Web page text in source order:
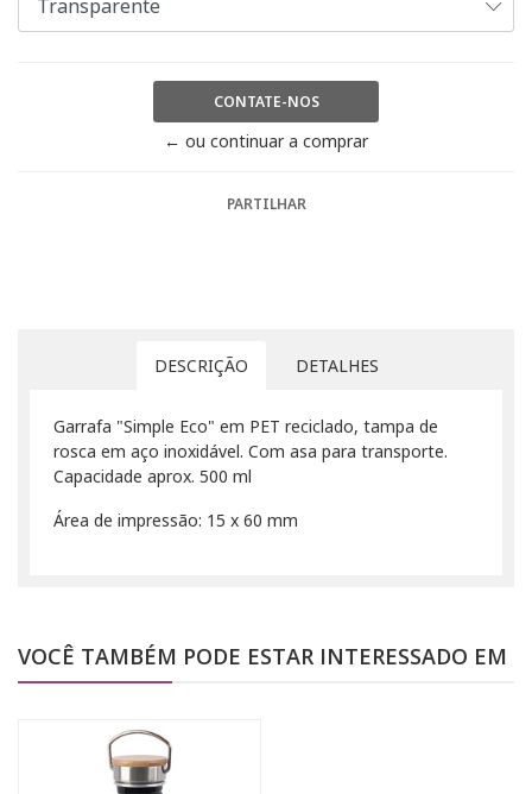
CONTATE-NOS
← ou continuar a comprar
PARTILHAR
DESCRIÇÃO DETALHES
Garrafa "Simple Eco" em PET reciclado, tampa de
rosca em aço inoxidável. Com asa para transporte.
Capacidade aprox. 500 ml
Área de impressão: 15 x 60 mm
VOCÊ TAMBÉM PODE ESTAR INTERESSADO EM